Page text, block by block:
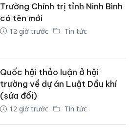
Trường Chính trị tỉnh Ninh Bình
có tên mới
12 giờ trước Tin tức
Quốc hội thảo luận ở hội
trường về dự án Luật Dầu khí
(sửa đổi)
12 giờ trước Tin tức